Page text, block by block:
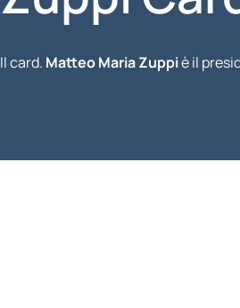
Il card. Matteo Maria Zuppiè il